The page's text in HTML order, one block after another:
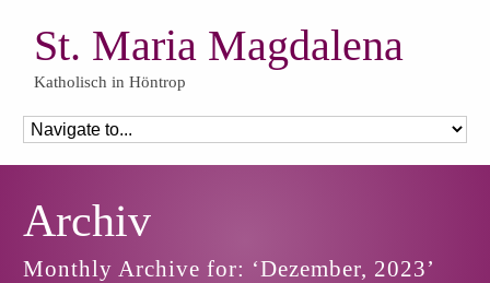
St. Maria Magdalena
Katholisch in Höntrop
Archiv
Monthly Archive for: ‘Dezember, 2023’